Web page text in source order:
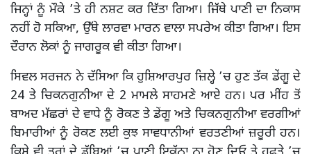
ਜਿਨ੍ਹਾਂ ਨੂੰ ਮੌਕੇ ’ਤੇ ਹੀ ਨਸ਼ਟ ਕਰ ਦਿੱਤਾ ਗਿਆ। ਜਿੱਥੇ ਪਾਣੀ ਦਾ ਨਿਕਾਸ
ਨਹੀਂ ਹੋ ਸਕਿਆ, ਉੱਥੇ ਲਾਰਵਾ ਮਾਰਨ ਵਾਲਾ ਸਪਰੇਅ ਕੀਤਾ ਗਿਆ। ਇਸ
ਦੌਰਾਨ ਲੋਕਾਂ ਨੂੰ ਜਾਗਰੂਕ ਵੀ ਕੀਤਾ ਗਿਆ।
ਸਿਵਲ ਸਰਜਨ ਨੇ ਦੱਸਿਆ ਕਿ ਹੁਸ਼ਿਆਰਪੁਰ ਜ਼ਿਲ੍ਹੇ ’ਚ ਹੁਣ ਤੱਕ ਡੇਂਗੂ ਦੇ
24 ਤੇ ਚਿਕਨਗੁਨੀਆ ਦੇ 2 ਮਾਮਲੇ ਸਾਹਮਣੇ ਆਏ ਹਨ। ਪਰ ਮੀਂਹ ਤੋਂ
ਬਾਅਦ ਮੱਛਰਾਂ ਦੇ ਵਾਧੇ ਨੂੰ ਰੋਕਣ ਤੇ ਡੇਂਗੂ ਅਤੇ ਚਿਕਨਗੁਨੀਆ ਵਰਗੀਆਂ
ਬਿਮਾਰੀਆਂ ਨੂੰ ਰੋਕਣ ਲਈ ਕੁਝ ਸਾਵਧਾਨੀਆਂ ਵਰਤਣੀਆਂ ਜ਼ਰੂਰੀ ਹਨ।